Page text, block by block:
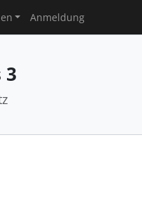
Anmeldung
3